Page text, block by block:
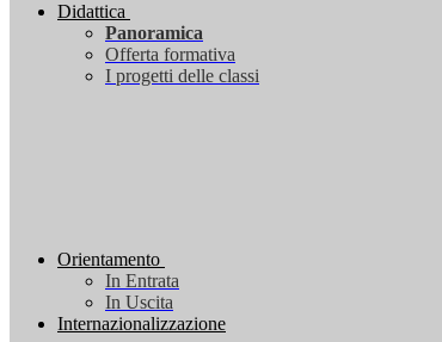
Didattica
Panoramica
Offerta formativa
I progetti delle classi
Orientamento
In Entrata
In Uscita
Internazionalizzazione